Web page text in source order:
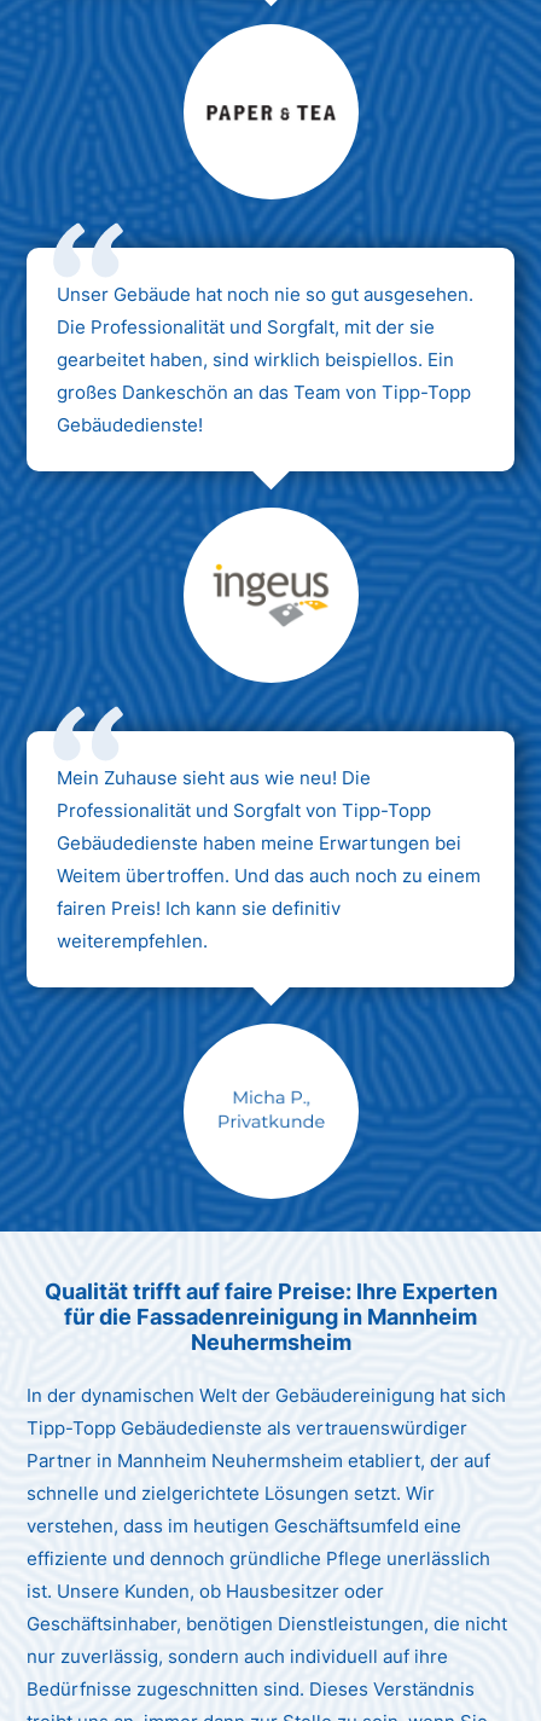
Max Mustermann
Unternehmen AG
Unser Gebäude hat noch nie so gut ausgesehen.
Die Professionalität und Sorgfalt, mit der sie
gearbeitet haben, sind wirklich beispiellos. Ein
großes Dankeschön an das Team von Tipp-Topp
Gebäudedienste!
Max Mustermann
Unternehmen AG
Mein Zuhause sieht aus wie neu! Die
Professionalität und Sorgfalt von Tipp-Topp
Gebäudedienste haben meine Erwartungen bei
Weitem übertroffen. Und das auch noch zu einem
fairen Preis! Ich kann sie definitiv
weiterempfehlen.
Max Mustermann
Qualität trifft auf faire Preise: Ihre Experten
für die Fassadenreinigung in Mannheim
Neuhermsheim
In der dynamischen Welt der Gebäudereinigung hat sich
Tipp-Topp Gebäudedienste als vertrauenswürdiger
Partner in Mannheim Neuhermsheim etabliert, der auf
schnelle und zielgerichtete Lösungen setzt. Wir
verstehen, dass im heutigen Geschäftsumfeld eine
effiziente und dennoch gründliche Pflege unerlässlich
ist. Unsere Kunden, ob Hausbesitzer oder
Geschäftsinhaber, benötigen Dienstleistungen, die nicht
nur zuverlässig, sondern auch individuell auf ihre
Bedürfnisse zugeschnitten sind. Dieses Verständnis